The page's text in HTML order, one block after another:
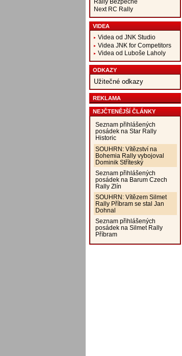
Next RC Rally
VIDEA
Videa od JNK Studio
Videa JNK for Competitors
Videa od Luboše Laholy
ODKAZY
Užitečné odkazy
REKLAMA
NEJČTENĚJŠÍ ČLÁNKY
Seznam přihlášených
posádek na Star Rally
Historic
SOUHRN: Vítězství na
Bohemia Rally vybojoval
Dominik Stříteský
Seznam přihlášených
posádek na Barum Czech
Rally Zlín
SOUHRN: Vítězem Silmet
Rally Příbram se stal Jan
Dohnal
Seznam přihlášených
posádek na Silmet Rally
Příbram